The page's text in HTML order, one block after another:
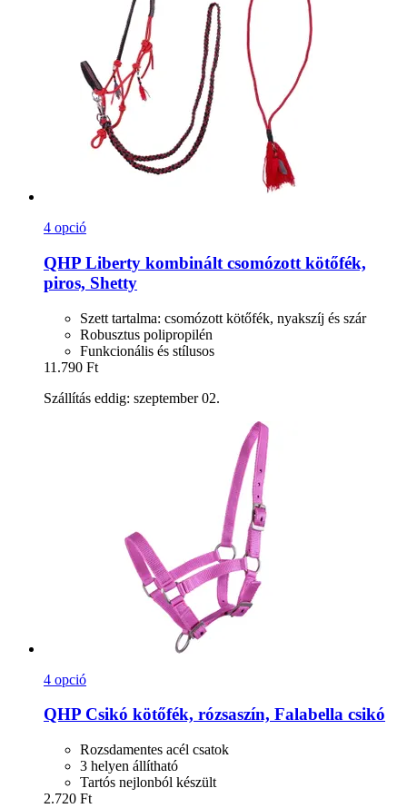
4 opció
QHP Liberty kombinált csomózott kötőfék,
piros, Shetty
Szett tartalma: csomózott kötőfék, nyakszíj és szár
Robusztus polipropilén
Funkcionális és stílusos
11.790 Ft
Szállítás eddig: szeptember 02.
4 opció
QHP Csikó kötőfék, rózsaszín, Falabella csikó
Rozsdamentes acél csatok
3 helyen állítható
Tartós nejlonból készült
2.720 Ft